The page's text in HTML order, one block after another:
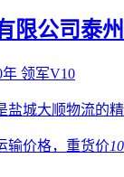
限公司泰
年 领军V10
盐城大顺物流的
输价格，重货价